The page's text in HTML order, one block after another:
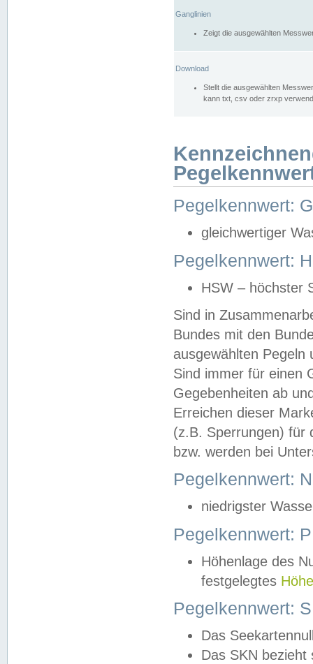
Ganglinien
Zeigt die ausgewählten
Download
Stellt die ausgewählten
kann txt, csv oder zrxp
Pegelkennwert:
gleichwertiger
Pegelkennwert:
HSW – höchster
Sind in
Bundes mit den
ausgewählten
Sind immer für einen
Gegebenheiten ab
Erreichen dieser
(z.B. Sperrungen) für
bzw. werden bei
Pegelkennwert:
niedrigster
Pegelkennwert:
Höhenlage des
festgelegtes
Pegelkennwert:
Das
Das SKN